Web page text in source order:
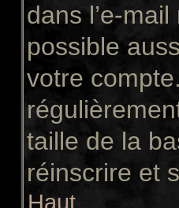
dans l’e-
possible
votre
taille de la
réinscrire et
Haut